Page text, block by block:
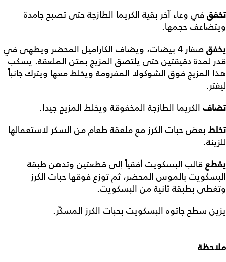
تخفقفي وعاء آخر بقية الكريما الطازجة حتى تصبح جامدة
ويتضاعف حجمها.
يخفق
صفار 4 بيضات، ويضاف الكاراميل المحضر ويطهى في
قدر لمدة دقيقتين حتى يلتصق المزيج بمتن الملعقة. يسكب
هذا المزيج فوق الشوكولا المفرومة ويخلط معها ويترك جانباً
ليفتر.
تضاف الكريما الطازجة المخفوقة ويخلط المزيج جيداً.
تخلط بعض حبات الكرز مع ملعقة طعام من السكر لاستعمالها
للزينة.
يقطعقالب البسكويت أفقياً إلى قطعتين وتدهن طبقة
البسكويت بالموس المحضر، ثم توزع فوقها حبات الكرز
وتغطى بطبقة ثانية من البسكويت.
يزين سطح جاتوه البسكويت بحبات الكرز المسكّر.
ملاحظة